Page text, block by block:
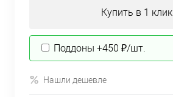
Купить в 1 клик
Поддоны +450 ₽/шт.
Нашли дешевле